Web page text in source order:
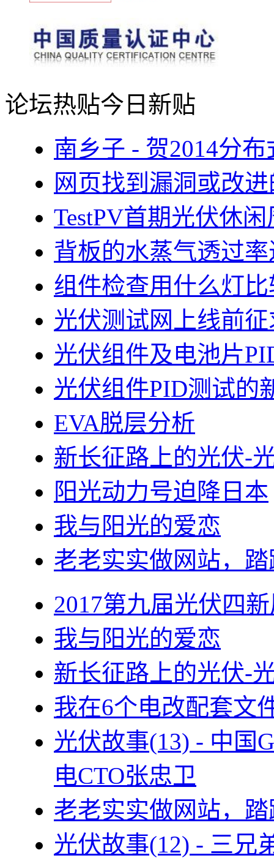
论坛热贴今日新贴
南乡子 - 贺2014分
网页找到漏洞或改
TestPV首期光伏休
背板的水蒸气透过
组件检查用什么灯
光伏测试网上线前
光伏组件及电池片
光伏组件PID测试的
EVA脱层分析
新长征路上的光伏-
阳光动力号迫降日本
我与阳光的爱恋
老老实实做网站，
2017第九届光伏四
我与阳光的爱恋
新长征路上的光伏-
我在6个电改配套文
光伏故事(13) - 中国
电CTO张忠卫
老老实实做网站，
光伏故事(12) - 三兄